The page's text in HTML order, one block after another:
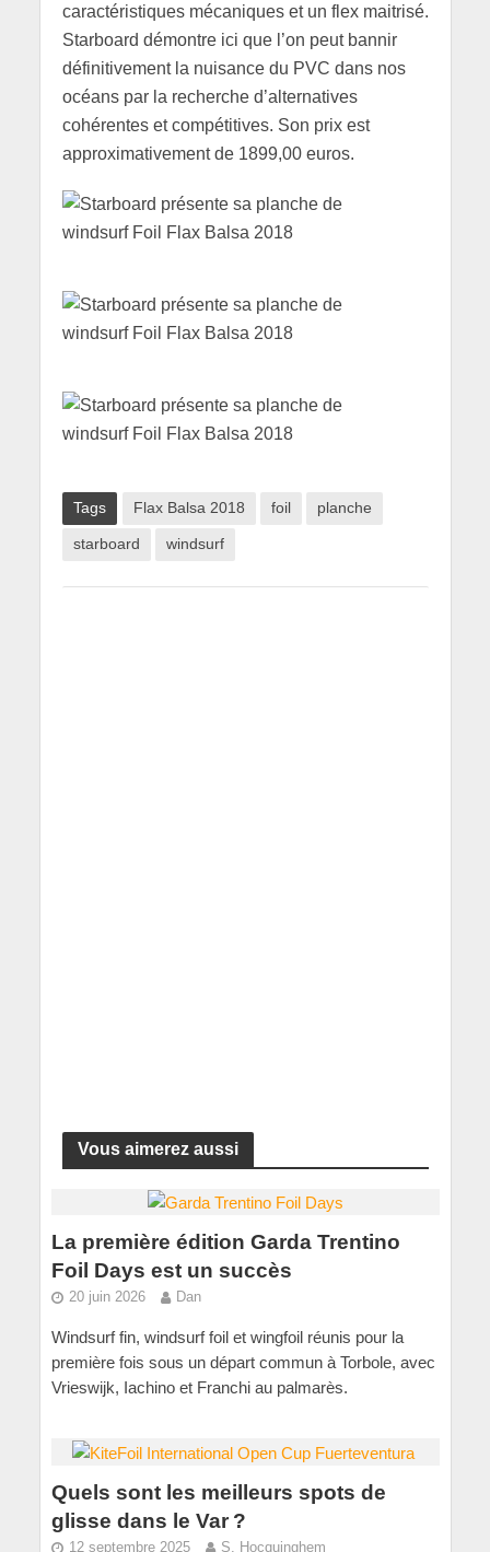
caractéristiques mécaniques et un flex maitrisé.
Starboard démontre ici que l’on peut bannir
définitivement la nuisance du PVC dans nos
océans par la recherche d’alternatives
cohérentes et compétitives. Son prix est
approximativement de 1899,00 euros.
Tags Flax Balsa 2018 foil planche
starboard windsurf
Vous aimerez aussi
La première édition Garda Trentino
Foil Days est un succès
20 juin 2026 Dan
Windsurf fin, windsurf foil et wingfoil réunis pour la
première fois sous un départ commun à Torbole, avec
Vrieswijk, Iachino et Franchi au palmarès.
Quels sont les meilleurs spots de
glisse dans le Var ?
12 septembre 2025 S. Hocquinghem